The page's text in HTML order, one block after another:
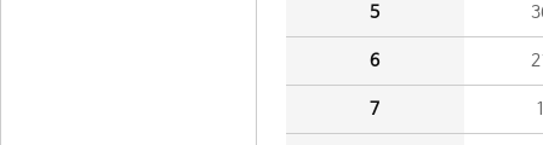
5
6
7